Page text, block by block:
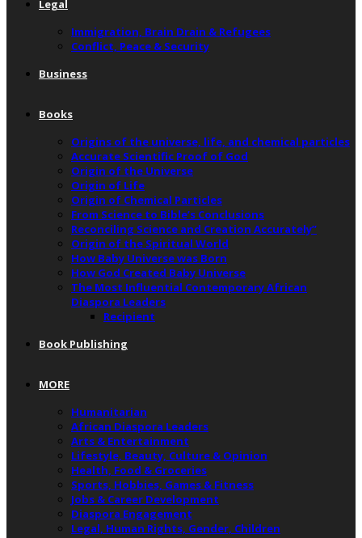
Legal
Immigration, Brain Drain & Refugees
Conflict, Peace & Security
Business
Books
Origins of the universe, life, and chemical particles
Accurate Scientific Proof of God
Origin of the Universe
Origin of Life
Origin of Chemical Particles
From Science to Bible’s Conclusions
Reconciling Science and Creation Accurately”
Origin of the Spiritual World
How Baby Universe was Born
How God Created Baby Universe
The Most Influential Contemporary African
Diaspora Leaders
Recipient
Book Publishing
MORE
Humanitarian
African Diaspora Leaders
Arts & Entertainment
Lifestyle, Beauty, Culture & Opinion
Health, Food & Groceries
Sports, Hobbies, Games & Fitness
Jobs & Career Development
Diaspora Engagement
Legal, Human Rights, Gender, Children